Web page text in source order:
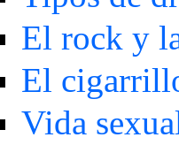
El rock y
El
Vida